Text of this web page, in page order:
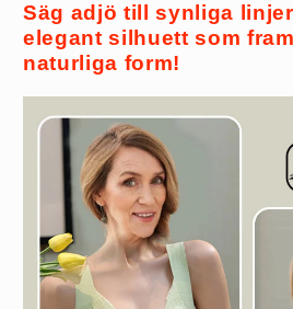
Säg adjö till synliga
elegant silhuett som
naturliga form!